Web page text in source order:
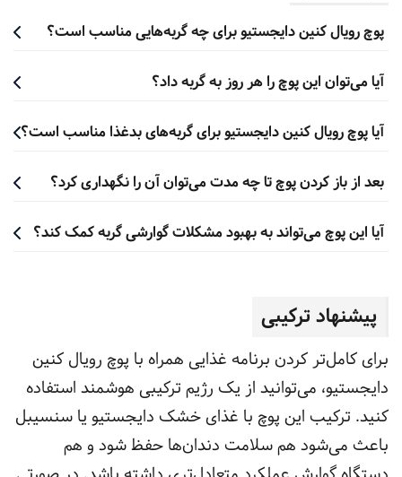
پوچ رویال کنین دایجستیو برای چه گربه‌هایی مناسب است؟
آیا می‌توان این پوچ را هر روز به گربه داد؟
آیا پوچ رویال کنین دایجستیو برای گربه‌های بدغذا مناسب است؟
بعد از باز کردن پوچ تا چه مدت می‌توان آن را نگهداری کرد؟
آیا این پوچ می‌تواند به بهبود مشکلات گوارشی گربه کمک کند؟
پیشنهاد ترکیبی
برای کامل‌تر کردن برنامه غذایی همراه با پوچ رویال کنین
دایجستیو، می‌توانید از یک رژیم ترکیبی هوشمند استفاده
کنید. ترکیب این پوچ با غذای خشک دایجستیو یا سنسیبل
باعث می‌شود هم سلامت دندان‌ها حفظ شود و هم